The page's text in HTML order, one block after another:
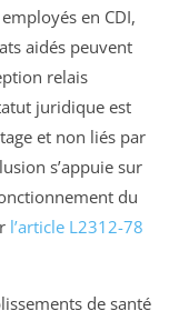
en CDI,
aidés peuvent
relais
juridique est
et non liés par
s’appuie sur
du
l’article L2312-78
de santé